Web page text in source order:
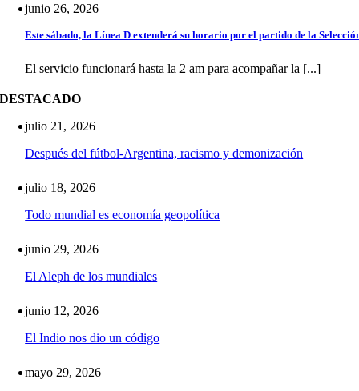
junio 26, 2026
Este sábado, la Línea D extenderá su horario por el partido de la
El servicio funcionará hasta la 2 am para acompañar la [...]
DESTACADO
julio 21, 2026
Después del fútbol-Argentina, racismo y demonización
julio 18, 2026
Todo mundial es economía geopolítica
junio 29, 2026
El Aleph de los mundiales
junio 12, 2026
El Indio nos dio un código
mayo 29, 2026